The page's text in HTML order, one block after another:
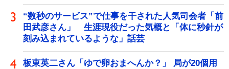
“数秒のサービス”で仕事を干された人気司会者「前
田武彦さん」 生涯現役だった気概と「体に秒針が
刻み込まれているような」話芸
板東英二さん「ゆで卵おまへんか？」 局が20個用